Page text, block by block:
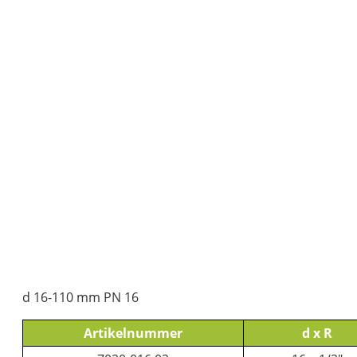
d 16-110 mm PN 16
Artikelnummer d x R